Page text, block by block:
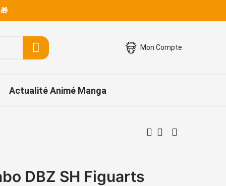
Mon Compte
Actualité Animé Manga
DBZ SH Figuarts